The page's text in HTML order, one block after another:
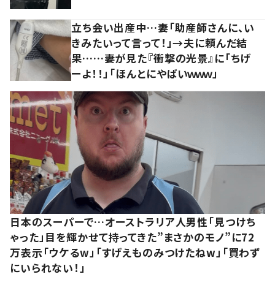
立ち会い出産中…妻「助産師さんに、い
きみたいって言って！」→夫に頼んだ結
果……妻が見た『衝撃の光景』に「ちげ
ーよ！！」「ほんとにやばいｗｗｗ」
日本のスーパーで…オーストラリア人男性「見つけち
ゃった」目を輝かせて持ってきた”まさかのモノ”に72
万表示「ウケるw」「すげえものみつけたねw」「買わず
にいられない！」